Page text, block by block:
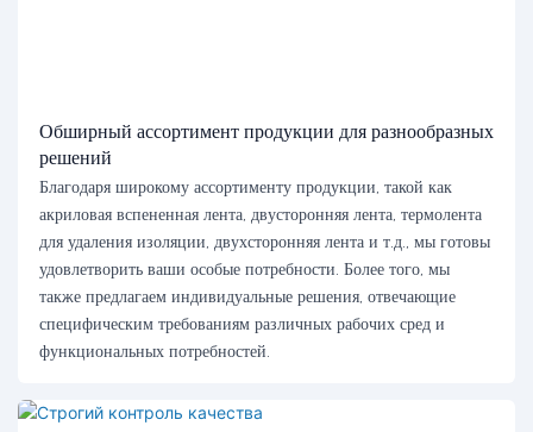
Обширный ассортимент продукции для разнообразных
решений
Благодаря широкому ассортименту продукции, такой как
акриловая вспененная лента, двусторонняя лента, термолента
для удаления изоляции, двухсторонняя лента и т.д., мы готовы
удовлетворить ваши особые потребности. Более того, мы
также предлагаем индивидуальные решения, отвечающие
специфическим требованиям различных рабочих сред и
функциональных потребностей.